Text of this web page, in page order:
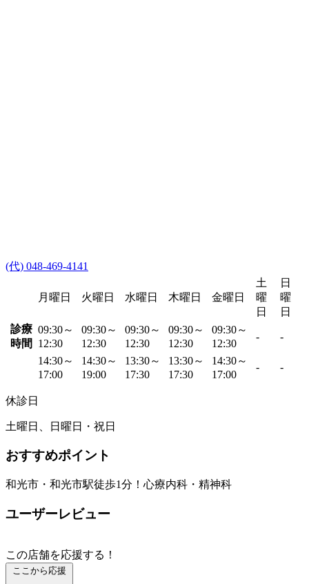
(代) 048-469-4141
月曜日 火曜日 水曜日 木曜日 金曜日
土
曜
日
日
曜
日
診療
時間
09:30～
12:30
09:30～
12:30
09:30～
12:30
09:30～
12:30
09:30～
12:30
- -
14:30～
17:00
14:30～
19:00
13:30～
17:30
13:30～
17:30
14:30～
17:00
- -
休診日
土曜日、日曜日・祝日
おすすめポイント
和光市・和光市駅徒歩1分！心療内科・精神科
ユーザーレビュー
この店舗を応援する！
ここから応援